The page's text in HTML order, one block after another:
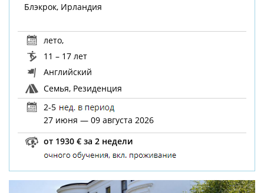
Блэкрок, Ирландия
лето,
11 – 17 лет
Английский
Семья, Резиденция
2-5
27 июня — 09 августа 2026
от 1930 € за 2 недели